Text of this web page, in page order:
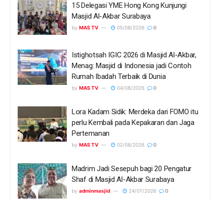
15 Delegasi YME Hong Kong Kunjungi
Masjid Al-Akbar Surabaya
by MAS TV 05/08/2026 0
Istighotsah IGIC 2026 di Masjid Al-Akbar,
Menag: Masjid di Indonesia jadi Contoh
Rumah Ibadah Terbaik di Dunia
by MAS TV 04/08/2026 0
Lora Kadam Sidik: Merdeka dari FOMO itu
perlu Kembali pada Kepakaran dan Jaga
Pertemanan
by MAS TV 02/08/2026 0
Madrim Jadi Sesepuh bagi 20 Pengatur
Shaf di Masjid Al-Akbar Surabaya
by adminmasjid 24/07/2026 0